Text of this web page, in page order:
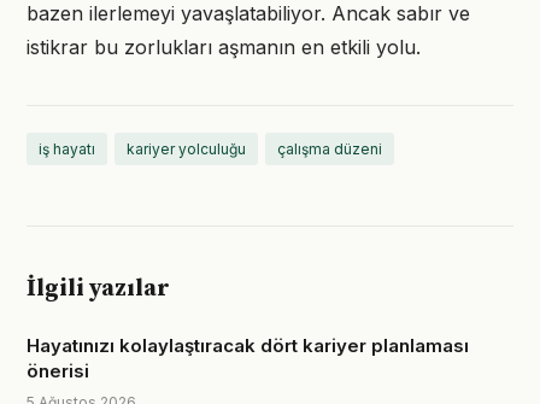
bazen ilerlemeyi yavaşlatabiliyor. Ancak sabır ve
istikrar bu zorlukları aşmanın en etkili yolu.
iş hayatı kariyer yolculuğu çalışma düzeni
İlgili yazılar
Hayatınızı kolaylaştıracak dört kariyer planlaması
önerisi